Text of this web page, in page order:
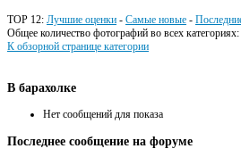
TOP 12: Лучшие оценки - Самые новые -
Общее количество фотографий во всех
К обзорной странице категории
В барахолке
Нет сообщений для показа
Последнее сообщение на форуме